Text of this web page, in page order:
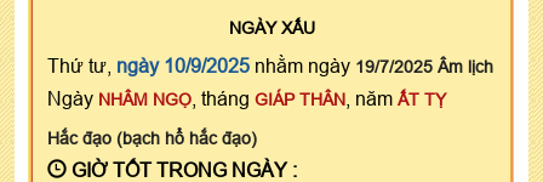
NGÀYXẤU
Thứ tư, ngày 10/9/2025 nhằm ngày 19/7/2025 Âm lịch
Ngày NHÂM NGỌ , tháng GIÁP THÂN , năm ẤT TỴ
Hắc đạo (bạch hổ hắc đạo)
GIỜ TỐT TRONG NGÀY :